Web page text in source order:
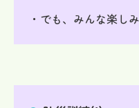
・でも、みんな楽し